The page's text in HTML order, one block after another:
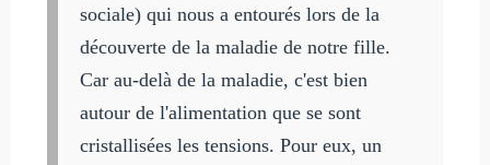
sociale) qui nous a entourés lors de la
découverte de la maladie de notre fille.
Car au-delà de la maladie, c'est bien
autour de l'alimentation que se sont
cristallisées les tensions. Pour eux, un